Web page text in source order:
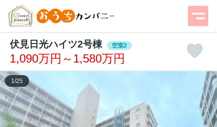
伏見日光ハイツ2号棟 空室2
1,090万円～1,580万円
1 /25